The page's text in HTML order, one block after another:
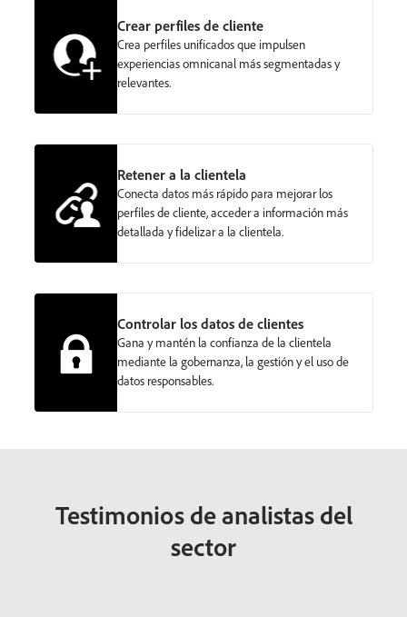
Crear perfiles de cliente
Crea perfiles unificados que impulsen
experiencias omnicanal más segmentadas y
relevantes.
Retener a la clientela
Conecta datos más rápido para mejorar los
perfiles de cliente, acceder a información más
detallada y fidelizar a la clientela.
Controlar los datos de clientes
Gana y mantén la confianza de la clientela
mediante la gobernanza, la gestión y el uso de
datos responsables.
Testimonios de analistas del
sector